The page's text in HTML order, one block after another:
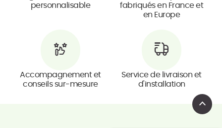
personnalisable
fabriqués en France et
en Europe
Accompagnement et
conseils sur-mesure
Service de livraison et
d'installation